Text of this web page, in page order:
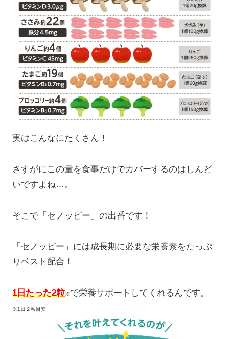
実はこんなにたくさん！
さすがにこの量を食事だけでカバーするのはしんど
いですよね…。
そこで「セノッピー」の出番です！
「セノッピー」には成長期に必要な栄養素をたっぷ
りベスト配合！
1日たった2粒※で栄養サポートしてくれるんです。
※1日２粒目安